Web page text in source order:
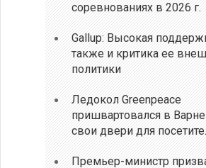
соревнованиях в 2026 г.
Gallup: Высокая
также и критика ее
политики
Ледокол Greenpeace
пришвартовался в
свои двери для
Премьер-министр